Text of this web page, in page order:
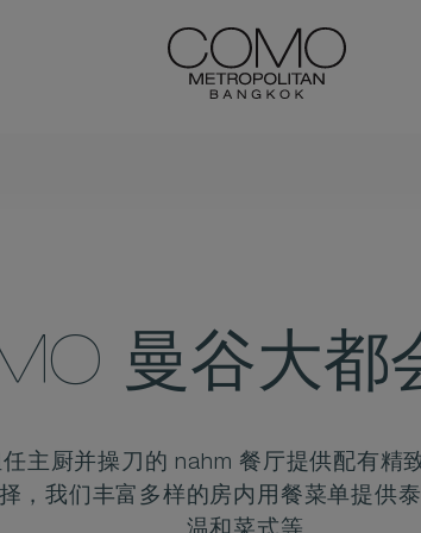
曼谷大都
主厨并操刀的 nahm 餐厅提供配有精
，我们丰富多样的房内用餐菜单提供